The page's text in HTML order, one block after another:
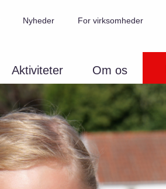
Aktiviteter Om os
Nyheder For virksomheder